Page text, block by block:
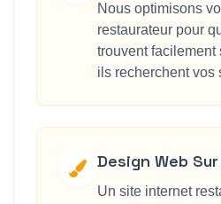
Nous optimisons
restaurateur pour
trouvent facilement
ils recherchent vos
Design Web
Un site internet